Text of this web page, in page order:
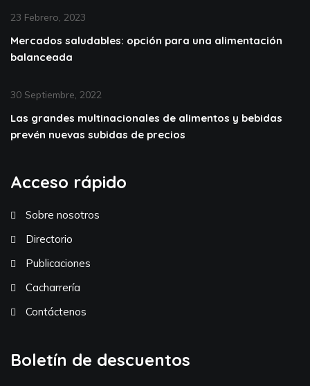
23 Febrero, 2023
Mercados saludables: opción para una alimentación
balanceada
30 Septiembre, 2022
Las grandes multinacionales de alimentos y bebidas
prevén nuevas subidas de precios
Acceso rápido
Sobre nosotros
Directorio
Publicaciones
Cacharrería
Contáctenos
Boletín de descuentos